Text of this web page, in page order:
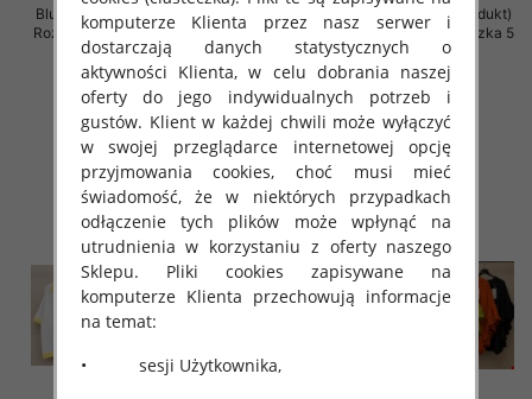
Bluzki damskie (Włoskie produkt)
Roz Standard, Mix Kolor Paczka 5
szt
29.00 zł
szczegóły
Bluzki damskie (Włoskie produkt)
Roz Standard, Mix Kolor Paczka 5
szt
26.00 zł
szczegóły
komputerze Klienta przez nasz serwer i
dostarczają danych statystycznych o
aktywności Klienta, w celu dobrania naszej
oferty do jego indywidualnych potrzeb i
gustów. Klient w każdej chwili może wyłączyć
w swojej przeglądarce internetowej opcję
przyjmowania cookies, choć musi mieć
świadomość, że w niektórych przypadkach
odłączenie tych plików może wpłynąć na
utrudnienia w korzystaniu z oferty naszego
Sklepu. Pliki cookies zapisywane na
komputerze Klienta przechowują informacje
na temat:
• sesji Użytkownika,